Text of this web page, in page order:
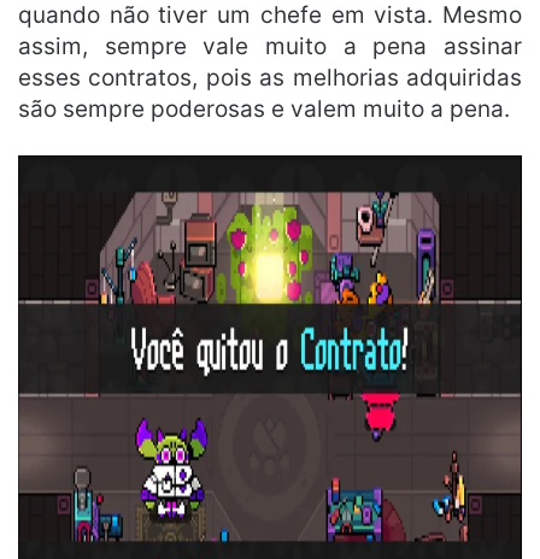
quando não tiver um chefe em vista. Mesmo
assim, sempre vale muito a pena assinar
esses contratos, pois as melhorias adquiridas
são sempre poderosas e valem muito a pena.